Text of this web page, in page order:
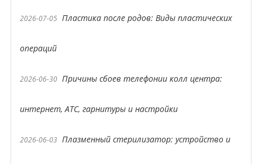
2026-07-05 Пластика после родов: Виды пластических
операций
2026-06-30 Причины сбоев телефонии колл центра:
интернет, АТС, гарнитуры и настройки
2026-06-03 Плазменный стерилизатор: устройство и